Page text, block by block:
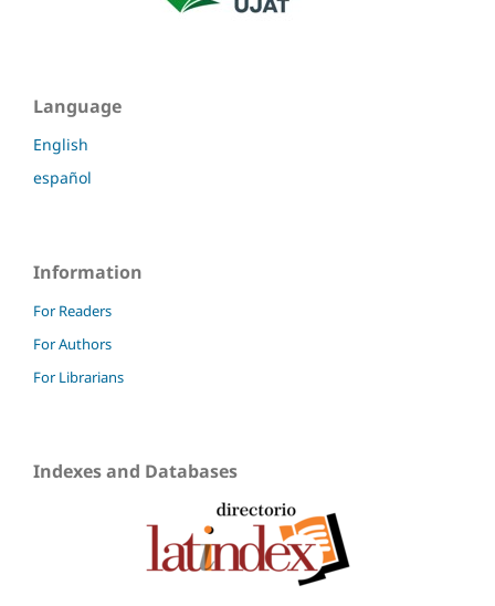
Language
English
español
Information
For Readers
For Authors
For Librarians
Indexes and Databases